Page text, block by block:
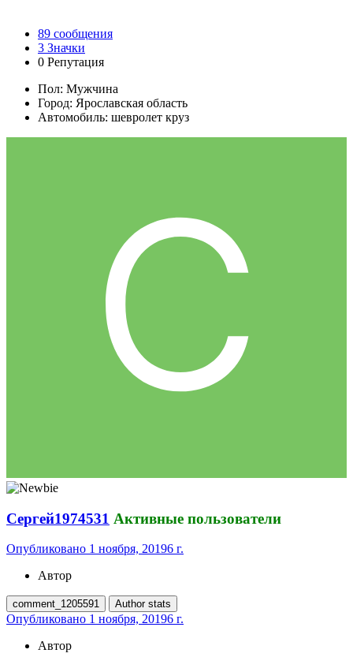
89 сообщения
3 Значки
0 Репутация
Пол: Мужчина
Город: Ярославская область
Автомобиль: шевролет круз
Сергей1974531 Активные пользователи
Опубликовано 1 ноября, 20196 г.
Автор
comment_1205591 Author stats
Опубликовано 1 ноября, 20196 г.
Автор